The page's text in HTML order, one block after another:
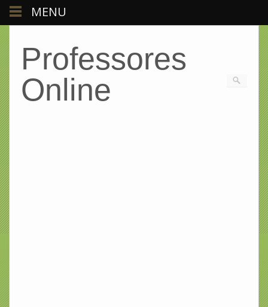
Professores
Online
MENU